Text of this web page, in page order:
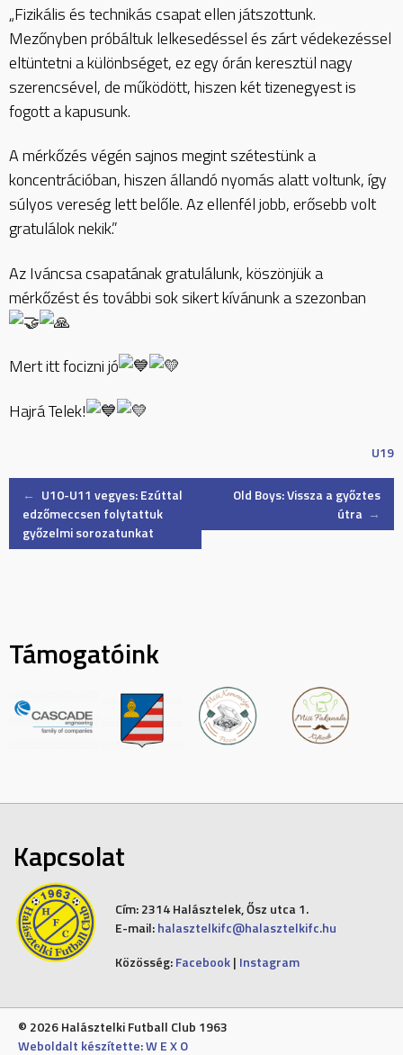
„Fizikális és technikás csapat ellen játszottunk.
Mezőnyben próbáltuk lelkesedéssel és zárt védekezéssel
eltüntetni a különbséget, ez egy órán keresztül nagy
szerencsével, de működött, hiszen két tizenegyest is
fogott a kapusunk.
A mérkőzés végén sajnos megint szétestünk a
koncentrációban, hiszen állandó nyomás alatt voltunk, így
súlyos vereség lett belőle. Az ellenfél jobb, erősebb volt
gratulálok nekik.”
Az Iváncsa csapatának gratulálunk, köszönjük a
mérkőzést és további sok sikert kívánunk a szezonban
Mert itt focizni jó
Hajrá Telek!
U19
Post
navigation
← U10-U11 vegyes: Ezúttal
edzőmeccsen folytattuk
győzelmi sorozatunkat
Old Boys: Vissza a győztes
útra →
Támogatóink
Kapcsolat
Cím:2314 Halásztelek, Ősz utca 1.
E-mail: halasztelkifc@halasztelkifc.hu
Közösség: Facebook| Instagram
© 2026 Halásztelki Futball Club 1963
Weboldalt készítette: W E X O